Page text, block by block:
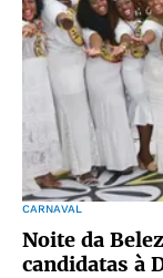
CARNAVAL
Noite da
candidatas à